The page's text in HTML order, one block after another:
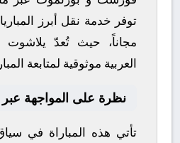
توفر خدمة نقل أبرز
مجاناً، حيث تُعدّ يلاشوت
العربية موثوقية لمتابعة
نظرة على المواجهة عبر yallashoot
تأتي هذه المباراة في